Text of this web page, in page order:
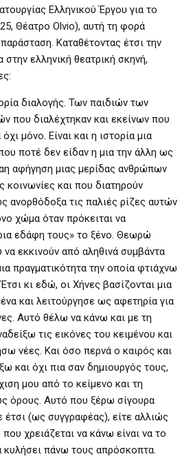
Ελληνικού Έργου για το
Θέατρο Olvio), αυτή τη φορά
Καταθέτοντας έτσι την
ελληνική θεατρική σκηνή,
διαλογής. Των παιδιών των
που διαλέχτηκαν και εκείνων που
μόνο. Είναι και η ιστορία μια
ποτέ δεν είδαν η μια την άλλη ως
αφήγηση μιας μερίδας ανθρώπων
κοινωνίες και που διατηρούν
ανορθόδοξα τις παλιές ρίζες αυτών
χώμα όταν πρόκειται να
εδάφη τους» το ξένο. Θεωρώ
να εκκινούν από αληθινά συμβάντα
πραγματικότητα την οποία φτιάχνω
κι εδώ, οι Χήνες βασίζονται μια
και λειτούργησε ως αφετηρία για
Αυτό θέλω να κάνω και με τη
τις εικόνες του κειμένου και
νέες. Και όσο περνά ο καιρός και
και όχι πια σαν δημιουργός τους,
μου από το κείμενο και τη
όρους. Αυτό που ξέρω σίγουρα
έτσι (ως συγγραφέας), είτε αλλιώς
χρειάζεται να κάνω είναι να το
πάνω τους απρόσκοπτα.